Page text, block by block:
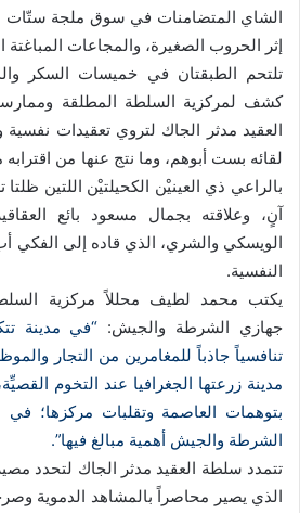
الشاي المتضامنات في سوق ملجة ستّات
إثر الحروب الصغيرة، والمجاعات المباغتة
تلتحم الطبقتان في خميسات السكر
كشف لمركزية السلطة المطلقة
العقيد مدثر الجاك لتروي تعقيدات نفسية
لقائه بست أبوهم، وما نتج عنها من
بالراعي ذي العينيْن الكحيلتيْن اللتين
آنٍ، وعلاقته بجمال مسعود بائع
الويسكي والشري، الذي قاده إلى الفكي
النفسية.
يكتب محمد لطيف محللاً مركزية
جهازي الشرطة والجيش: “في مدينة
تنافسياً جاذباً للمغامرين من التجار
مدينة زرعتها الجغرافيا عند التخوم
بتوهمات العاصمة وتقلبات مركزها؛
الشرطة والجيش أهمية مبالغ فيها”.
تتمدد سلطة العقيد مدثر الجاك لتحدد
الذي يصير محاصراً بالمشاهد الدموية